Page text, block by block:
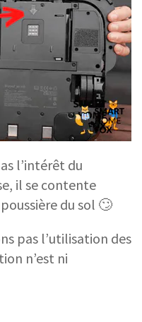
l’intérêt du
il se contente
du sol 🙄
pas l’utilisation des
n’est ni